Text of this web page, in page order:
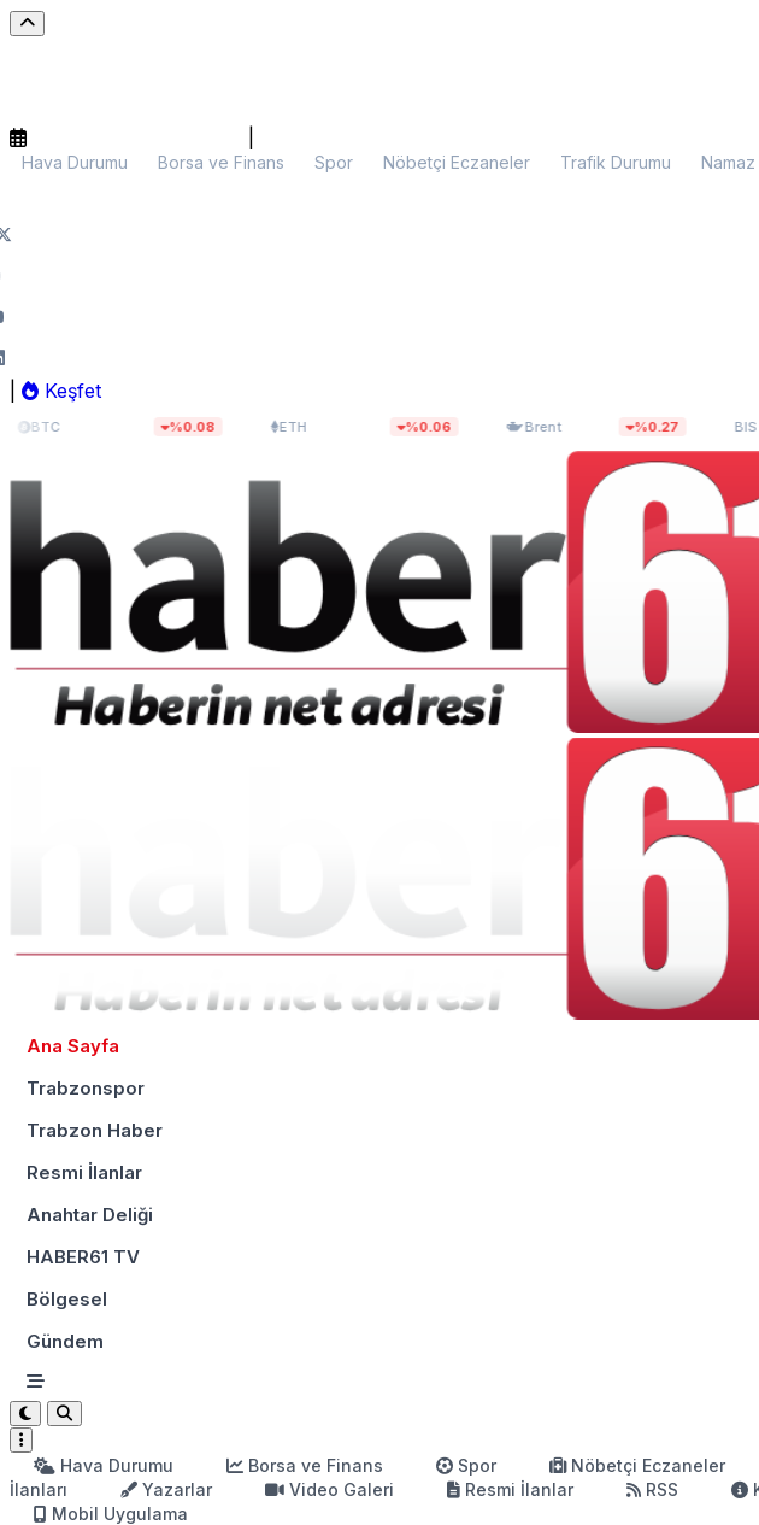
Hava Durumu Borsa ve Finans Spor Nöbetçi Eczaneler Trafik Durumu
Keşfet
$64.853,61 %0.08 $1.913,55 %0.06 Brent$82,27 %0.27 BIST 100
Ana Sayfa
Trabzonspor
Trabzon Haber
Resmi İlanlar
Anahtar Deliği
HABER61 TV
Bölgesel
Gündem
Hava Durumu Borsa ve Finans Spor Nöbetçi Eczaneler
İlanları
Yazarlar Video Galeri Resmi İlanlar RSS
Mobil Uygulama